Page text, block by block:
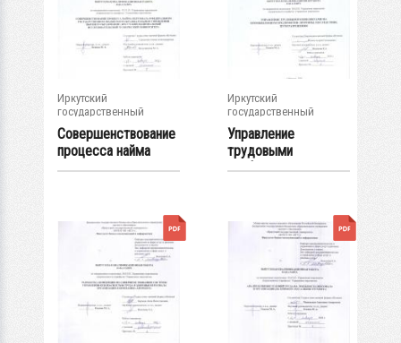
Иркутский
государственный
университет
Совершенствование
процесса найма
персонала в...
Иркутский
государственный
университет
Управление
трудовыми
конфликтами на